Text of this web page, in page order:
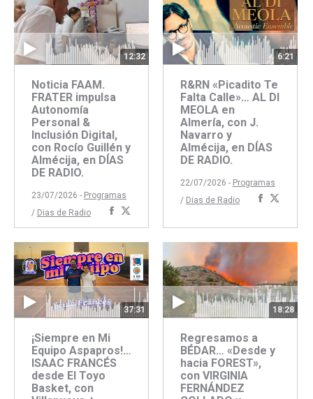
12:32
Noticia FAAM.
FRATER impulsa
Autonomía
Personal &
Inclusión Digital,
con Rocío Guillén y
Almécija, en DÍAS
DE RADIO.
23/07/2026 - Programas
/ Dias de Radio
Compartir
con
Facebook
con
Twitter
6:21
R&RN «Picadito Te
Falta Calle»… AL DI
MEOLA en
Almería, con J.
Navarro y
Almécija, en DÍAS
DE RADIO.
22/07/2026 - Programas
/ Dias de Radio
Compartir
37:31
¡Siempre en Mi
Equipo Aspapros!…
ISAAC FRANCÉS
desde El Toyo
Basket, con
18:28
Regresamos a
BÉDAR… «Desde y
hacia FOREST»,
con VIRGINIA
FERNÁNDEZ